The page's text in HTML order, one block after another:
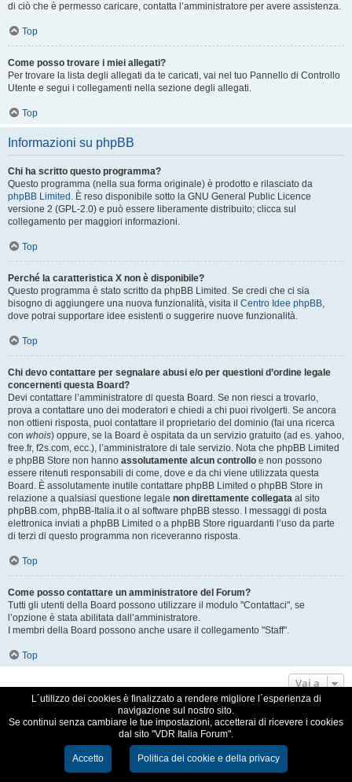
di ciò che è permesso caricare, contatta l’amministratore per avere assistenza.
Top
Come posso trovare i miei allegati?
Per trovare la lista degli allegati da te caricati, vai nel tuo Pannello di Controllo
Utente e segui i collegamenti nella sezione degli allegati.
Top
Informazioni su phpBB
Chi ha scritto questo programma?
Questo programma (nella sua forma originale) è prodotto e rilasciato da
phpBB Limited . È reso disponibile sotto la GNU General Public Licence
versione 2 (GPL-2.0) e può essere liberamente distribuito; clicca sul
collegamento per maggiori informazioni.
Top
Perché la caratteristica X non è disponibile?
Questo programma è stato scritto da phpBB Limited. Se credi che ci sia
bisogno di aggiungere una nuova funzionalità, visita il Centro Idee phpBB,
dove potrai supportare idee esistenti o suggerire nuove funzionalità.
Top
Chi devo contattare per segnalare abusi e/o per questioni d’ordine legale
concernenti questa Board?
Devi contattare l’amministratore di questa Board. Se non riesci a trovarlo,
prova a contattare uno dei moderatori e chiedi a chi puoi rivolgerti. Se ancora
non ottieni risposta, puoi contattare il proprietario del dominio (fai una ricerca
con whois) oppure, se la Board è ospitata da un servizio gratuito (ad es. yahoo,
free.fr, f2s.com, ecc.), l’amministratore di tale servizio. Nota che phpBB Limited
e phpBB Store non hanno assolutamente alcun controllo e non possono
essere ritenuti responsabili di come, dove e da chi viene utilizzata questa
Board. È assolutamente inutile contattare phpBB Limited o phpBB Store in
relazione a qualsiasi questione legale non direttamente collegata al sito
phpBB.com, phpBB-Italia.it o al software phpBB stesso. I messaggi di posta
elettronica inviati a phpBB Limited o a phpBB Store riguardanti l’uso da parte
di terzi di questo programma non riceveranno risposta.
Top
Come posso contattare un amministratore del Forum?
Tutti gli utenti della Board possono utilizzare il modulo "Contattaci", se
l’opzione è stata abilitata dall’amministratore.
I membri della Board possono anche usare il collegamento "Staff".
Top
Vai a
VDR Italia, comunità italiana utilizzatori VDR
Traduzione Italiana phpBB-Italia.it
Cookie e Privacy
L´utilizzo dei cookies è finalizzato a rendere migliore l´esperienza di
navigazione sul nostro sito.
Se continui senza cambiare le tue impostazioni, accetterai di ricevere i cookies
dal sito "VDR Italia Forum".
Accetto Politica dei cookie e della privacy